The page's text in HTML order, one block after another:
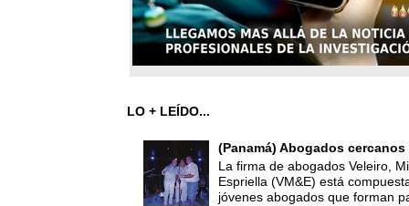
LO + LEÍDO...
(Panamá) Abogados
La firma de abogados Veleiro,
Espriella (VM&E) está
jóvenes abogados que forman